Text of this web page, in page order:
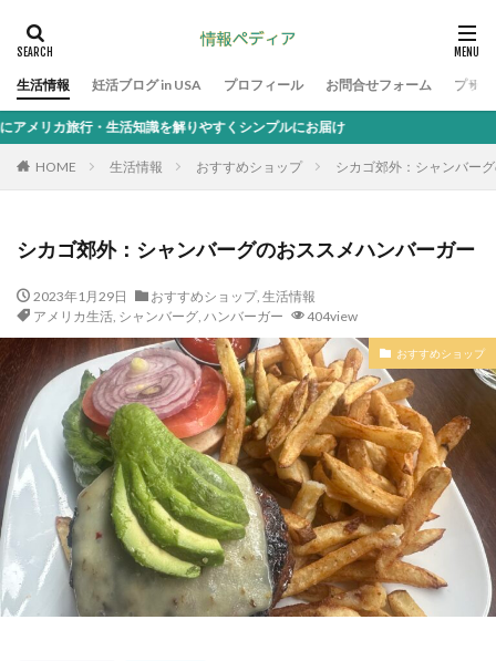
生活情報 妊活ブログ in USA プロフィール お問合せフォーム プラ
生活知識を解りやすくシンプルにお届け
HOME 生活情報 おすすめショップ シカゴ郊外：シャンバー
シカゴ郊外：シャンバーグのおススメハンバーガー
2023年1月29日 おすすめショップ, 生活情報
アメリカ生活, シャンバーグ, ハンバーガー 404view
おすすめショップ